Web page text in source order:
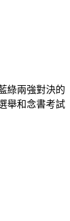
綠兩強對決的
舉和念書考試